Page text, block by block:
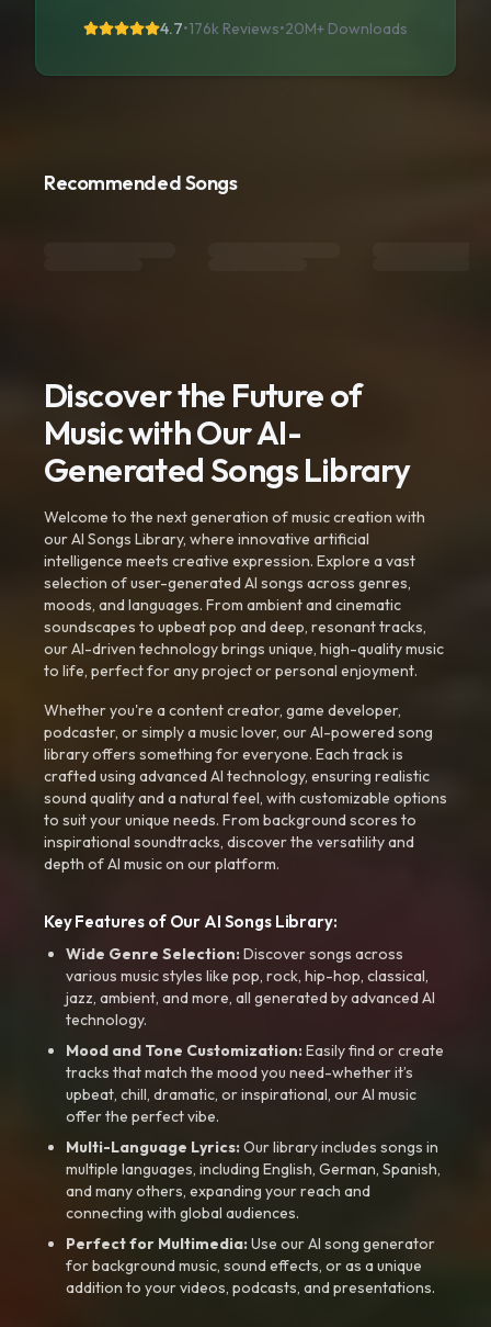
4.7•176k Reviews•20M+ Downloads
Recommended Songs
Discover the Future of
Music with Our AI-
Generated Songs Library
Welcome to the next generation of music creation with
our AI Songs Library, where innovative artificial
intelligence meets creative expression. Explore a vast
selection of user-generated AI songs across genres,
moods, and languages. From ambient and cinematic
soundscapes to upbeat pop and deep, resonant tracks,
our AI-driven technology brings unique, high-quality music
to life, perfect for any project or personal enjoyment.
Whether you're a content creator, game developer,
podcaster, or simply a music lover, our AI-powered song
library offers something for everyone. Each track is
crafted using advanced AI technology, ensuring realistic
sound quality and a natural feel, with customizable options
to suit your unique needs. From background scores to
inspirational soundtracks, discover the versatility and
depth of AI music on our platform.
Key Features of Our AI Songs Library:
Wide Genre Selection:Discover songs across
various music styles like pop, rock, hip-hop, classical,
jazz, ambient, and more, all generated by advanced AI
technology.
Mood and Tone Customization:Easily find or create
tracks that match the mood you need-whether it’s
upbeat, chill, dramatic, or inspirational, our AI music
offer the perfect vibe.
Multi-Language Lyrics:Our library includes songs in
multiple languages, including English, German, Spanish,
and many others, expanding your reach and
connecting with global audiences.
Perfect for Multimedia:Use our AI song generator
for background music, sound effects, or as a unique
addition to your videos, podcasts, and presentations.